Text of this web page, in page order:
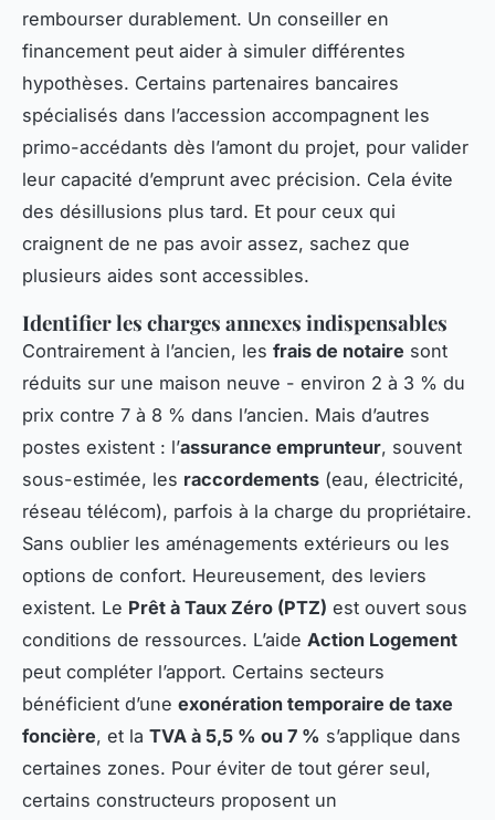
rembourser durablement. Un conseiller en
financement peut aider à simuler différentes
hypothèses. Certains partenaires bancaires
spécialisés dans l’accession accompagnent les
primo-accédants dès l’amont du projet, pour valider
leur capacité d’emprunt avec précision. Cela évite
des désillusions plus tard. Et pour ceux qui
craignent de ne pas avoir assez, sachez que
plusieurs aides sont accessibles.
Identifier les charges annexes indispensables
Contrairement à l’ancien, les frais de notaire sont
réduits sur une maison neuve - environ 2 à 3 % du
prix contre 7 à 8 % dans l’ancien. Mais d’autres
postes existent : l’assurance emprunteur, souvent
sous-estimée, les raccordements (eau, électricité,
réseau télécom), parfois à la charge du propriétaire.
Sans oublier les aménagements extérieurs ou les
options de confort. Heureusement, des leviers
existent. Le Prêt à Taux Zéro (PTZ) est ouvert sous
conditions de ressources. L’aide Action Logement
peut compléter l’apport. Certains secteurs
bénéficient d’une exonération temporaire de taxe
foncière, et la TVA à 5,5 % ou 7 % s’applique dans
certaines zones. Pour éviter de tout gérer seul,
certains constructeurs proposent un